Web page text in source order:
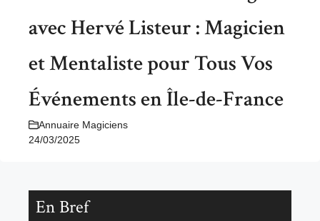
avec Hervé Listeur : Magicien
et Mentaliste pour Tous Vos
Événements en Île-de-France
Annuaire Magiciens
24/03/2025
En Bref